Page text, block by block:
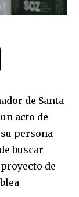
de Santa
acto de
persona
buscar
de